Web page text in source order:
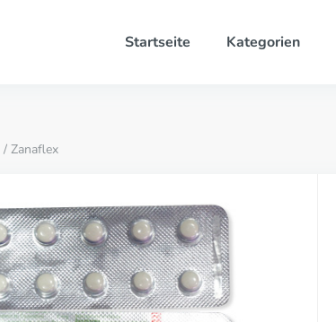
Startseite Kategorien
/ Zanaflex